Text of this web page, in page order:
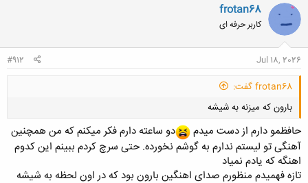
frotan68
کاربر حرفه ای
Jul 18, 2026
#912
frotan68 گفت:
بارون که میزنه به شیشه
حافظمو دارم از دست میدم
دو ساعته دارم فکر میکنم که من همچنین
آهنگی تو لیستم ندارم به گوشم نخورده. حتی سرچ کردم ببینم این کدوم
اهنگه که یادم نمیاد
تازه فهمیدم منظورم صدای اهنگین بارون بود که در اون لحظه به شیشه